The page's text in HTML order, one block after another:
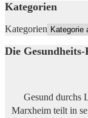
Kategorien
Kategorien
Die
Gesund durchs
Marxheim teilt in